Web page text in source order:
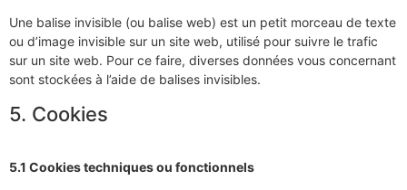
Une balise invisible (ou balise web) est un petit morceau de texte
ou d’image invisible sur un site web, utilisé pour suivre le trafic
sur un site web. Pour ce faire, diverses données vous concernant
sont stockées à l’aide de balises invisibles.
5. Cookies
5.1 Cookies techniques ou fonctionnels